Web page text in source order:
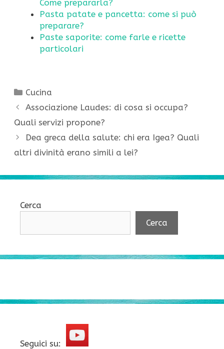
Come prepararla?
Pasta patate e pancetta: come si può
preparare?
Paste saporite: come farle e ricette
particolari
Categorie
Cucina
Associazione Laudes: di cosa si occupa?
Quali servizi propone?
Dea greca della salute: chi era Igea? Quali
altri divinità erano simili a lei?
Cerca
Cerca
Seguici su: